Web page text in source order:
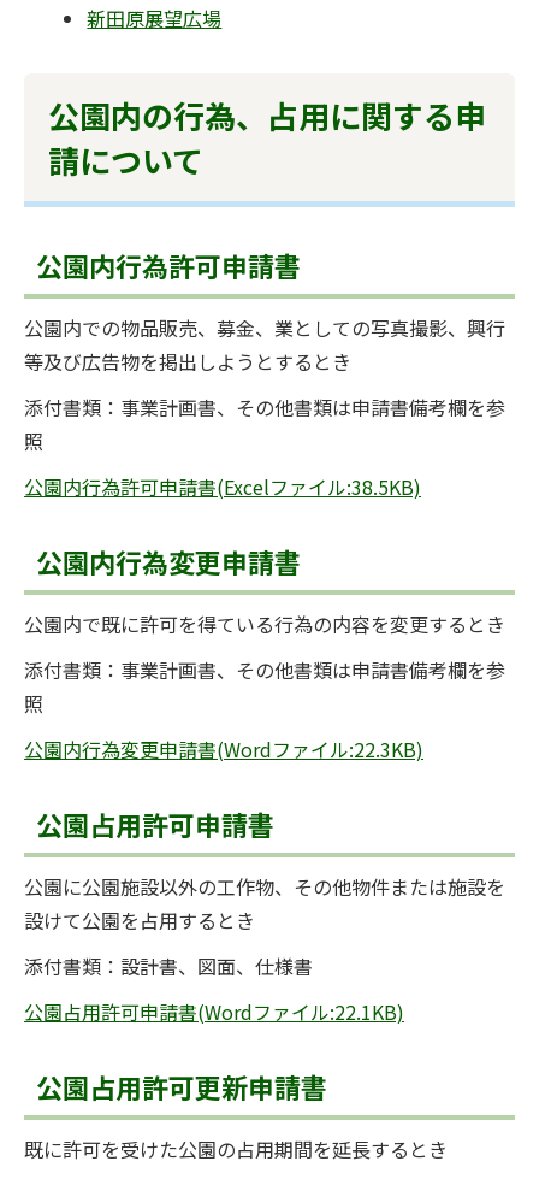
新田原展望広場
公園内の行為、占用に関する申
請について
公園内行為許可申請書
公園内での物品販売、募金、業としての写真撮影、興行
等及び広告物を掲出しようとするとき
添付書類：事業計画書、その他書類は申請書備考欄を参
照
公園内行為許可申請書(Excelファイル:38.5KB)
公園内行為変更申請書
公園内で既に許可を得ている行為の内容を変更するとき
添付書類：事業計画書、その他書類は申請書備考欄を参
照
公園内行為変更申請書(Wordファイル:22.3KB)
公園占用許可申請書
公園に公園施設以外の工作物、その他物件または施設を
設けて公園を占用するとき
添付書類：設計書、図面、仕様書
公園占用許可申請書(Wordファイル:22.1KB)
公園占用許可更新申請書
既に許可を受けた公園の占用期間を延長するとき